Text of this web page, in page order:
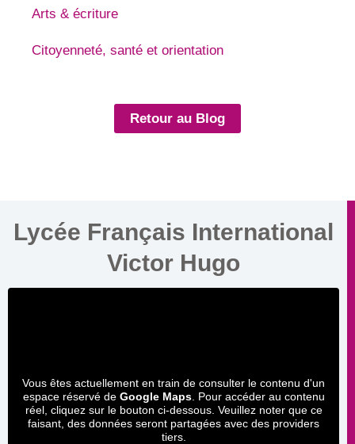
Arts & écriture
Citoyenneté, santé et orientation
Retour au Blog
Lycée Français International
Victor Hugo
Vous êtes actuellement en train de consulter le contenu d'un
espace réservé de Google Maps. Pour accéder au contenu
réel, cliquez sur le bouton ci-dessous. Veuillez noter que ce
faisant, des données seront partagées avec des providers
tiers.